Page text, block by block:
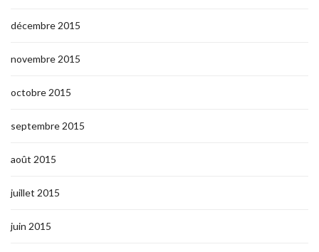
décembre 2015
novembre 2015
octobre 2015
septembre 2015
août 2015
juillet 2015
juin 2015